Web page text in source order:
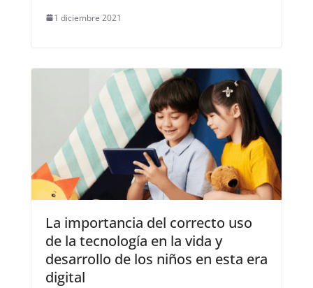
1 diciembre 2021
La importancia del correcto uso
de la tecnología en la vida y
desarrollo de los niños en esta era
digital